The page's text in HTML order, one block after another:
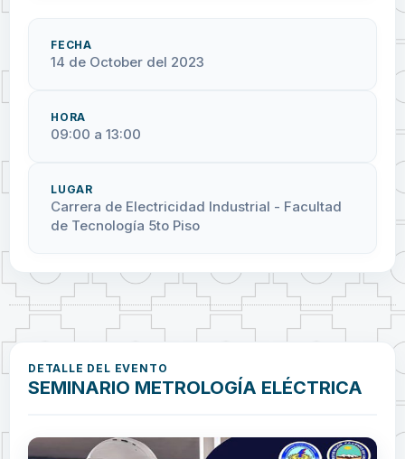
FECHA
14 de October del 2023
HORA
09:00 a 13:00
LUGAR
Carrera de Electricidad Industrial - Facultad
de Tecnología 5to Piso
DETALLE DEL EVENTO
SEMINARIO METROLOGÍA ELÉCTRICA